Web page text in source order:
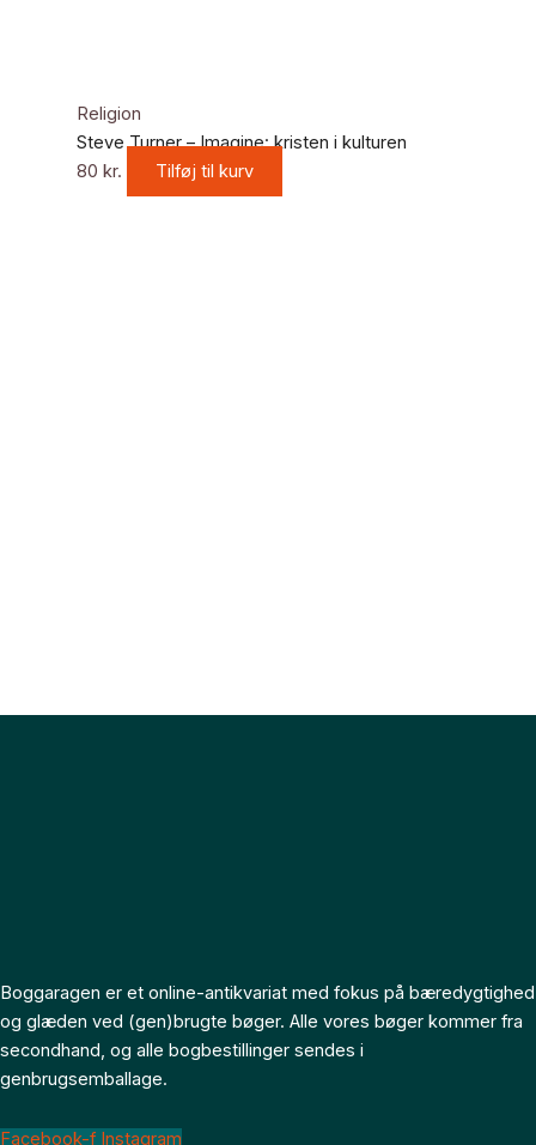
Religion
Steve Turner – Imagine: kristen i kulturen
80 kr. Tilføj til kurv
Boggaragen er et online-antikvariat med fokus på bæredygtighed
og glæden ved (gen)brugte bøger. Alle vores bøger kommer fra
secondhand, og alle bogbestillinger sendes i
genbrugsemballage.
Facebook-f Instagram